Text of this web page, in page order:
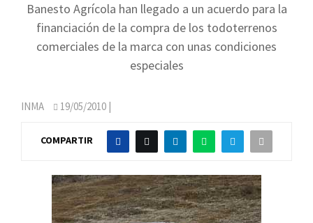
Banesto Agrícola han llegado a un acuerdo para la
financiación de la compra de los todoterrenos
comerciales de la marca con unas condiciones
especiales
INMA 19/05/2010 |
COMPARTIR